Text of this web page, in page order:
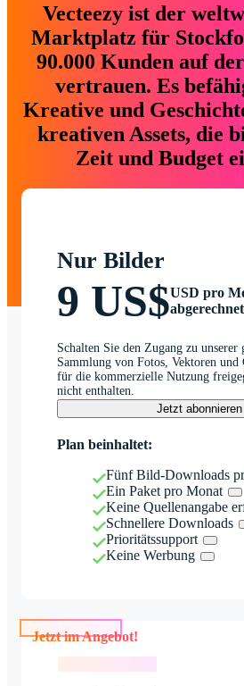
Vecteezy ist der
Marktplatz für
90.000 Kunden auf
vertrauen. Es
Kreative und
kreativen Assets, die
Zeit und Budget
Nur Bilder
9 US$USD pro
abgerechnet
Schalten Sie den Zugang zu unserer
Sammlung von Fotos, Vektoren
für die kommerzielle Nutzung
nicht enthalten.
Jetzt abonnieren
Plan beinhaltet:
Fünf Bild-Downloads
Ein Paket pro Monat
Keine Quellenangabe
Schnellere Downloads
Prioritätssupport
Keine Werbung
Jetzt im Angebot!